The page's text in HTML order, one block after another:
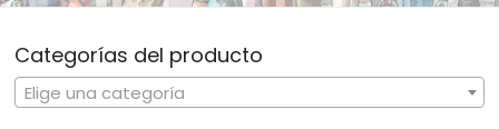
Categorías del producto
Elige una categoría